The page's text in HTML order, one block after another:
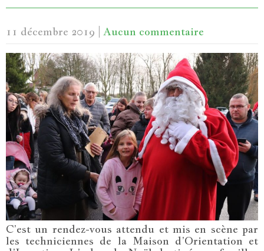
11 décembre 2019 Aucun commentaire
C’est un rendez-vous attendu et mis en scène par
les techniciennes de la Maison d’Orientation et